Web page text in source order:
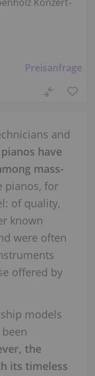
Preisanfrage
and
have
mass-
pianos, for
of quality,
known
were often
offered by
models
the
its timeless